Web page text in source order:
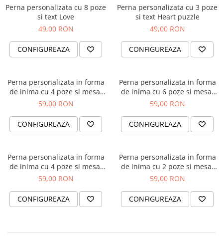
Accesorii de Birou
Pixuri Personalizate
Mousepad-uri
Globuri de Birou
Agende A6
Planner / Jurnal
Articole pentru Casa Personalizate
Ceasuri Personalizate
Rame Foto
Pusculite Personalizate
Brichete Personalizate
Orare Personalizate
Perna personalizata cu 8 poze
si text Love
49,00 RON
CONFIGUREAZA
Perna personalizata cu 3 poze
si text Heart puzzle
49,00 RON
CONFIGUREAZA
Perna personalizata in forma
de inima cu 4 poze si mesaj
Happy Valentine's
59,00 RON
CONFIGUREAZA
Perna personalizata in forma
de inima cu 6 poze si mesaj
Hearts and love
59,00 RON
CONFIGUREAZA
Perna personalizata in forma
de inima cu 4 poze si mesaj
Love
59,00 RON
CONFIGUREAZA
Perna personalizata in forma
de inima cu 2 poze si mesaj
Love you
59,00 RON
CONFIGUREAZA